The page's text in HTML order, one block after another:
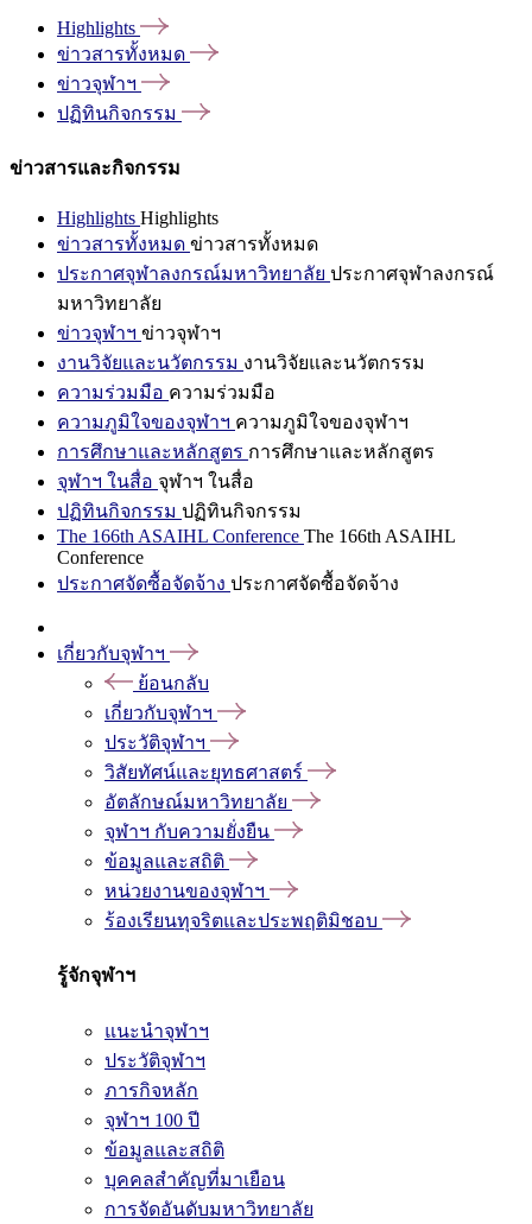
Highlights
ข่าวสารทั้งหมด
ข่าวจุฬาฯ
ปฏิทินกิจกรรม
ข่าวสารและกิจกรรม
Highlights Highlights
ข่าวสารทั้งหมด ข่าวสารทั้งหมด
ประกาศจุฬาลงกรณ์มหาวิทยาลัย ประกาศจุฬาลงกรณ์
มหาวิทยาลัย
ข่าวจุฬาฯ ข่าวจุฬาฯ
งานวิจัยและนวัตกรรม งานวิจัยและนวัตกรรม
ความร่วมมือ ความร่วมมือ
ความภูมิใจของจุฬาฯ ความภูมิใจของจุฬาฯ
การศึกษาและหลักสูตร การศึกษาและหลักสูตร
จุฬาฯ ในสื่อ จุฬาฯ ในสื่อ
ปฏิทินกิจกรรม ปฏิทินกิจกรรม
The 166th ASAIHL Conference The 166th ASAIHL
Conference
ประกาศจัดซื้อจัดจ้าง ประกาศจัดซื้อจัดจ้าง
เกี่ยวกับจุฬาฯ
ย้อนกลับ
เกี่ยวกับจุฬาฯ
ประวัติจุฬาฯ
วิสัยทัศน์และยุทธศาสตร์
อัตลักษณ์มหาวิทยาลัย
จุฬาฯ กับความยั่งยืน
ข้อมูลและสถิติ
หน่วยงานของจุฬาฯ
ร้องเรียนทุจริตและประพฤติมิชอบ
รู้จักจุฬาฯ
แนะนำจุฬาฯ
ประวัติจุฬาฯ
ภารกิจหลัก
จุฬาฯ 100 ปี
ข้อมูลและสถิติ
บุคคลสำคัญที่มาเยือน
การจัดอันดับมหาวิทยาลัย